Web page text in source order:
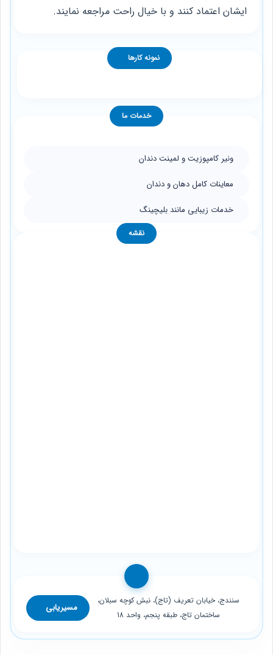
ایشان اعتماد کنند و با خیال راحت مراجعه نمایند.
نمونه کارها
خدمات ما
ونیر کامپوزیت و لمینت دندان
معاینات کامل دهان و دندان
خدمات زیبایی مانند بلیچینگ
نقشه
سنندج، خیابان تعریف (تاج)، نبش کوچه سبلان،
ساختمان تاج، طبقه پنجم، واحد 18
مسیریابی